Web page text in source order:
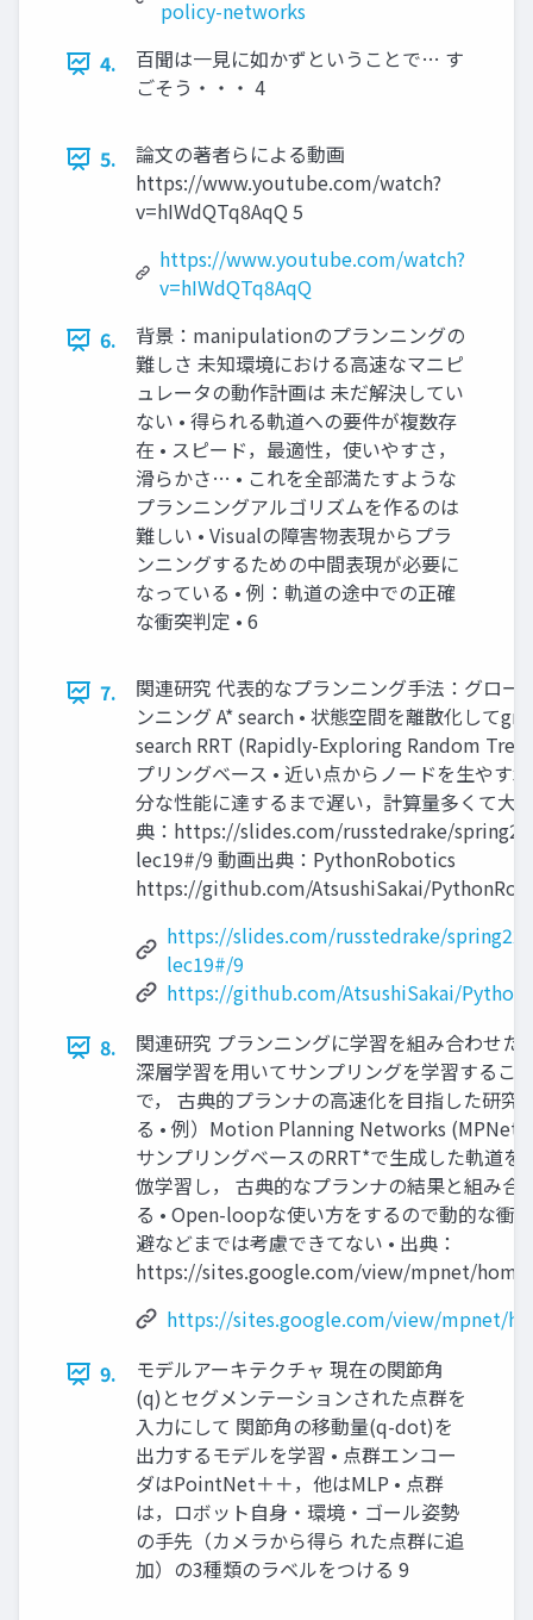
policy-networks
4.
百聞は一見に如かずということで… す
ごそう・・・ 4
5.
論文の著者らによる動画
https://www.youtube.com/watch?
v=hIWdQTq8AqQ 5
https://www.youtube.com/watch?
v=hIWdQTq8AqQ
6.
背景：manipulationのプランニングの
難しさ 未知環境における高速なマニピ
ュレータの動作計画は 未だ解決してい
ない • 得られる軌道への要件が複数存
在 • スピード，最適性，使いやすさ，
滑らかさ… • これを全部満たすような
プランニングアルゴリズムを作るのは
難しい • Visualの障害物表現からプラ
ンニングするための中間表現が必要に
なっている • 例：軌道の途中での正確
な衝突判定 • 6
7.
関連研究 代表的なプランニング手法：グロー
ンニング A* search • 状態空間を離散化して
search RRT (Rapidly-Exploring Random
プリングベース • 近い点からノードを生やす
分な性能に達するまで遅い，計算量多くて大
典：https://slides.com/russtedrake/
lec19#/9 動画出典：PythonRobotics
https://github.com/AtsushiSakai/
https://slides.com/russtedrake/spring22-
lec19#/9
https://github.com/AtsushiSakai/
8.
関連研究 プランニングに学習を組み合わせた
深層学習を用いてサンプリングを学習するこ
で， 古典的プランナの高速化を目指した研究
る • 例）Motion Planning Networks (MPNet)
サンプリングベースのRRT*で生成した軌道を
倣学習し， 古典的なプランナの結果と組み合
る • Open-loopな使い方をするので動的な衝
避などまでは考慮できてない • 出典：
https://sites.google.com/view/mpnet/home
https://sites.google.com/view/mpnet/
9.
モデルアーキテクチャ 現在の関節角
(q)とセグメンテーションされた点群を
入力にして 関節角の移動量(q-dot)を
出力するモデルを学習 • 点群エンコー
ダはPointNet＋＋，他はMLP • 点群
は，ロボット自身・環境・ゴール姿勢
の手先（カメラから得ら れた点群に追
加）の3種類のラベルをつける 9